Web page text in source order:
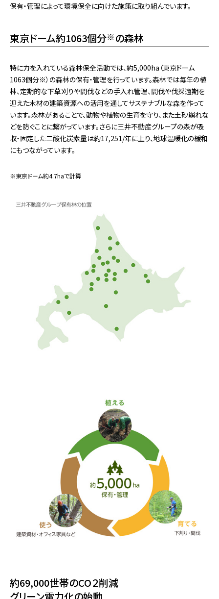
保有・管理によって環境保全に向けた施策に取り組んでいます。
東京ドーム約1063個分※の森林
特に力を入れている森林保全活動では、約5,000ha（東京ドーム
1063個分※）の森林の保有・管理を行っています。森林では毎年の植
林、定期的な下草刈りや間伐などの手入れ管理、間伐や伐採適期を
迎えた木材の建築資源への活用を通してサステナブルな森を作って
います。森林があることで、動物や植物の生育を守り、また土砂崩れな
どを防ぐことに繋がっています。さらに三井不動産グループの森が吸
収・固定した二酸化炭素量は約17,251/年に上り、地球温暖化の緩和
にもつながっています。
※東京ドーム約4.7haで計算
約69,000世帯のCO２削減